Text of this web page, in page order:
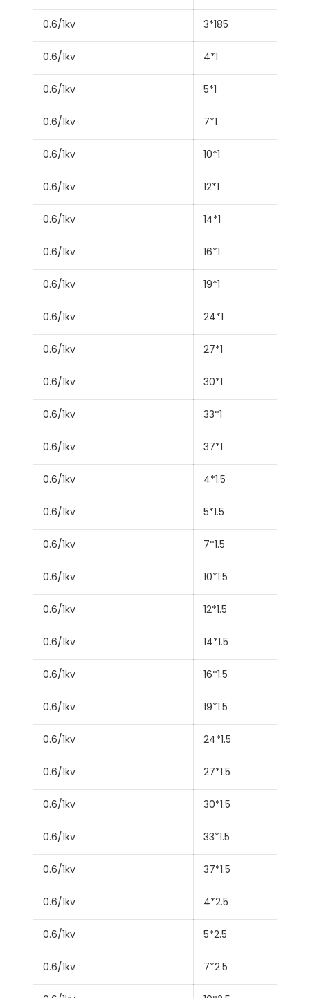
0.6/1kv 3*185
0.6/1kv 4*1
0.6/1kv 5*1
0.6/1kv 7*1
0.6/1kv 10*1
0.6/1kv 12*1
0.6/1kv 14*1
0.6/1kv 16*1
0.6/1kv 19*1
0.6/1kv 24*1
0.6/1kv 27*1
0.6/1kv 30*1
0.6/1kv 33*1
0.6/1kv 37*1
0.6/1kv 4*1.5
0.6/1kv 5*1.5
0.6/1kv 7*1.5
0.6/1kv 10*1.5
0.6/1kv 12*1.5
0.6/1kv 14*1.5
0.6/1kv 16*1.5
0.6/1kv 19*1.5
0.6/1kv 24*1.5
0.6/1kv 27*1.5
0.6/1kv 30*1.5
0.6/1kv 33*1.5
0.6/1kv 37*1.5
0.6/1kv 4*2.5
0.6/1kv 5*2.5
0.6/1kv 7*2.5